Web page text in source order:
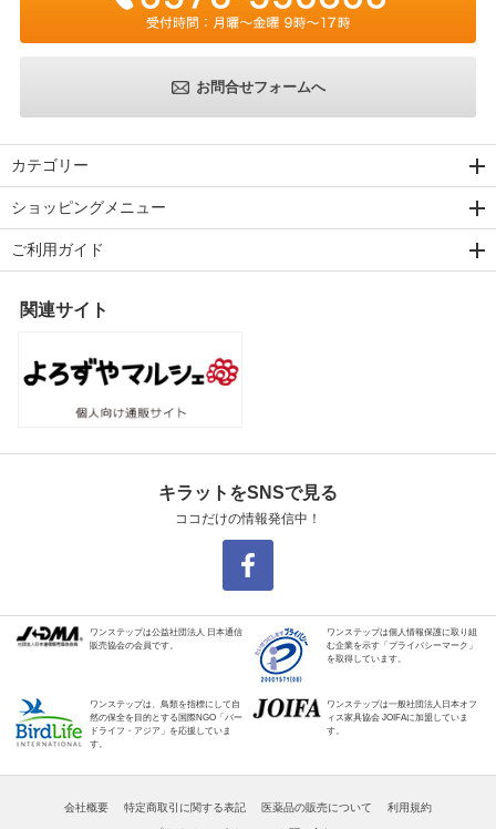
お問合せフォームへ
カテゴリー
ショッピングメニュー
ご利用ガイド
関連サイト
キラットをSNSで見る
ココだけの情報発信中！
ワンステップは公益社団法人 日本通信
販売協会の会員です。
ワンステップは個人情報保護に取り組
む企業を示す「プライバシーマーク」
を取得しています。
ワンステップは、鳥類を指標にして自
然の保全を目的とする国際NGO「バー
ドライフ・アジア」を応援していま
す。
ワンステップは一般社団法人日本オフ
ィス家具協会 JOIFAに加盟していま
す。
会社概要 特定商取引に関する表記 医薬品の販売について 利用規約